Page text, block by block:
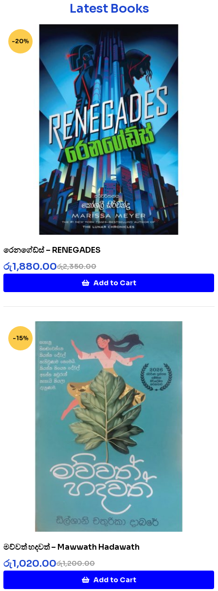
Latest Books
-20%
රෙනගේඩ්ස් – RENEGADES
රු2,350.00
රු1,880.00
Add to Cart
-15%
මව්වත් හදවත් – Mawwath Hadawath
රු1,200.00
රු1,020.00
Add to Cart